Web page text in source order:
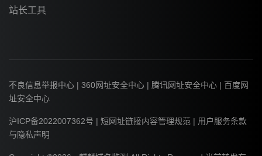
站长工具
不良信息举报中心 | 360网址安全中心 | 腾讯网址安全中心 | 百度网
址安全中心
沪ICP备2022007362号 | 短网址链接内容管理规范 | 用户服务条款
与隐私声明